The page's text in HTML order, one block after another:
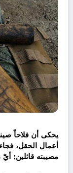
يحكى أن فلاحاّ
أعمال الحقل،
مصيبته قائلين: